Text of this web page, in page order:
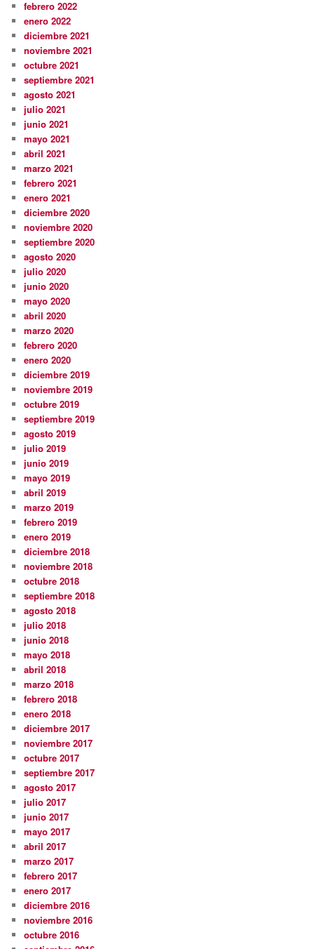
febrero 2022
enero 2022
diciembre 2021
noviembre 2021
octubre 2021
septiembre 2021
agosto 2021
julio 2021
junio 2021
mayo 2021
abril 2021
marzo 2021
febrero 2021
enero 2021
diciembre 2020
noviembre 2020
septiembre 2020
agosto 2020
julio 2020
junio 2020
mayo 2020
abril 2020
marzo 2020
febrero 2020
enero 2020
diciembre 2019
noviembre 2019
octubre 2019
septiembre 2019
agosto 2019
julio 2019
junio 2019
mayo 2019
abril 2019
marzo 2019
febrero 2019
enero 2019
diciembre 2018
noviembre 2018
octubre 2018
septiembre 2018
agosto 2018
julio 2018
junio 2018
mayo 2018
abril 2018
marzo 2018
febrero 2018
enero 2018
diciembre 2017
noviembre 2017
octubre 2017
septiembre 2017
agosto 2017
julio 2017
junio 2017
mayo 2017
abril 2017
marzo 2017
febrero 2017
enero 2017
diciembre 2016
noviembre 2016
octubre 2016